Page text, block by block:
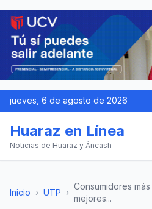
jueves, 6 de agosto de 2026
Huaraz en Línea
Noticias de Huaraz y Áncash
Inicio › UTP ›
Consumidores
mejores...